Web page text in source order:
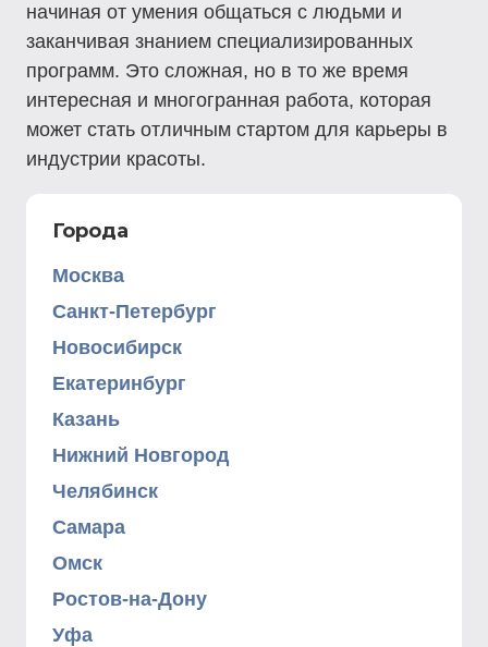
начиная от умения общаться с людьми и
заканчивая знанием специализированных
программ. Это сложная, но в то же время
интересная и многогранная работа, которая
может стать отличным стартом для карьеры в
индустрии красоты.
Города
Москва
Санкт-Петербург
Новосибирск
Екатеринбург
Казань
Нижний Новгород
Челябинск
Самара
Омск
Ростов-на-Дону
Уфа